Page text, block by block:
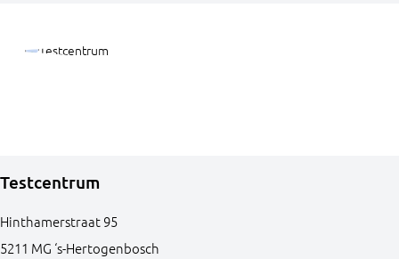
Testcentrum
Hinthamerstraat95
5211 MG ‘s-Hertogenbosch